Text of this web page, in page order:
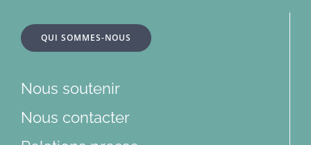
Articles
QUI SOMMES-NOUS
Nous soutenir
Nous contacter